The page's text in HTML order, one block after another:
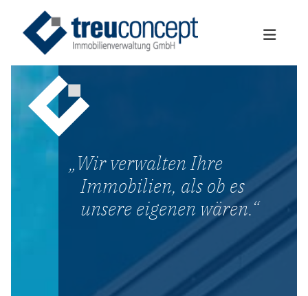
Wir verwalten Ihre
Immobilien, als ob es
unsere eigenen wären.